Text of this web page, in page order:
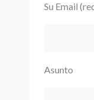
Su Email
Asunto